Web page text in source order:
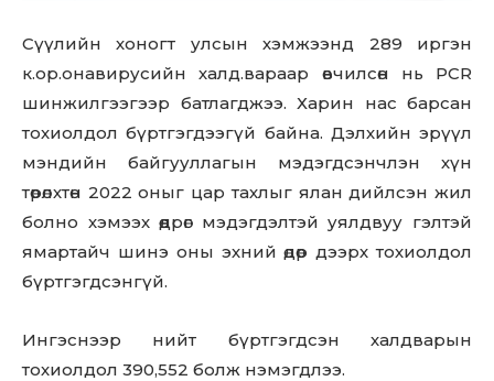
Сүүлийн хоногт улсын хэмжээнд 289 иргэн
к.ор.онавирусийн халд.вараар өвчилсөн нь PCR
шинжилгээгээр батлагджээ. Харин нас барсан
тохиолдол бүртгэгдээгүй байна. Дэлхийн эрүүл
мэндийн байгууллагын мэдэгдсэнчлэн хүн
төрөлхтөн 2022 оныг цар тахлыг ялан дийлсэн жил
болно хэмээх өөдрөг мэдэгдэлтэй уялдвуу гэлтэй
ямартайч шинэ оны эхний өдөр дээрх тохиолдол
бүртгэгдсэнгүй.
Ингэснээр нийт бүртгэгдсэн халдварын
тохиолдол 390,552 болж нэмэгдлээ.